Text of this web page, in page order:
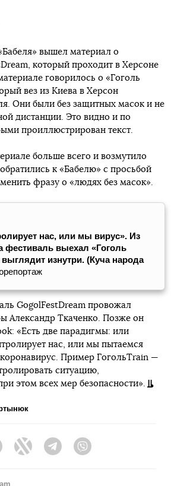
вышел материал о
который проходит в Херсоне
говорилось о «Гоголь
вез из Киева в Херсон
Они были без защитных масок и не
дистанции. Это видно и по
проиллюстрирован текст.
больше всего и возмутило
к «Бабелю» с просьбой
фразу о «людях без масок».
нас, или мы вирус». Из
фестиваль выехал «Гоголь
изнутри. (Куча народа
GogolFestDream провожал
Александр Ткаченко. Позже он
«Есть две парадигмы: или
нас, или мы пытаемся
Пример ГогольTrain —
ситуацию,
этом всех мер безопасности».
FacebookTwitter Telegram